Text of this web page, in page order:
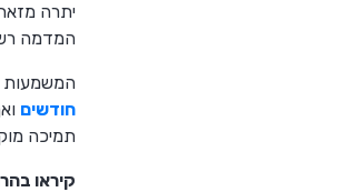
המדמה
המשמעות
חודשים
תמיכה
קיראו